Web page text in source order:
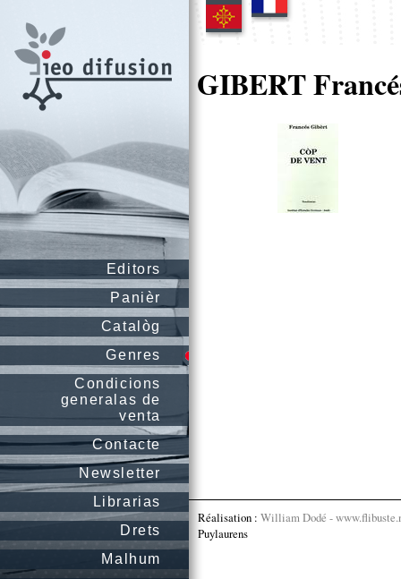
Editors
Panièr
Catalòg
Genres
Condicions
generalas de
venta
Contacte
Newsletter
Librarias
Drets
Malhum
GIBERT
Réalisation : William Dodé -
Puylaurens